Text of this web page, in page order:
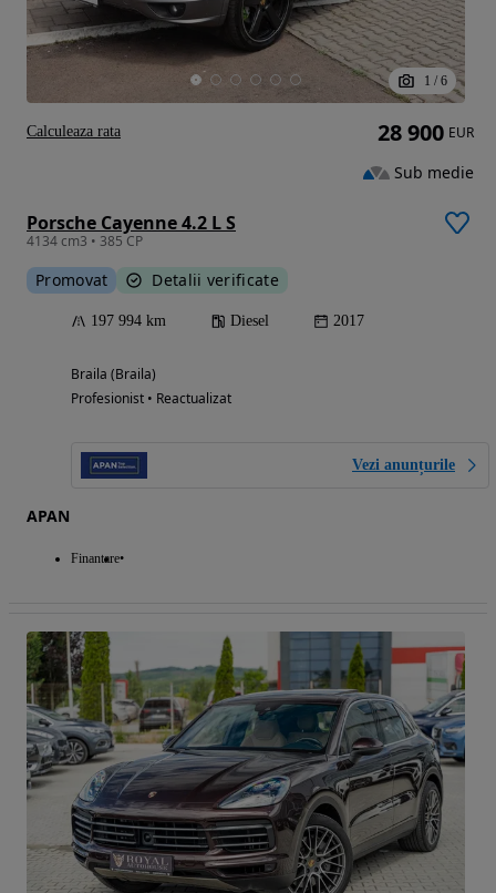
1 / 6
Porsche Cayenne 4.2 L S
4134 cm3 • 385 CP
Promovat Detalii verificate
197 994 km Diesel 2017
Braila (Braila)
Profesionist • Reactualizat
Vezi anunțurile
APAN
Finantare
28 900 EUR
Sub medie
Calculeaza rata